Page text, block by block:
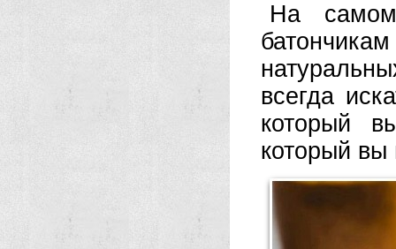
На самом
всегда
который
который вы